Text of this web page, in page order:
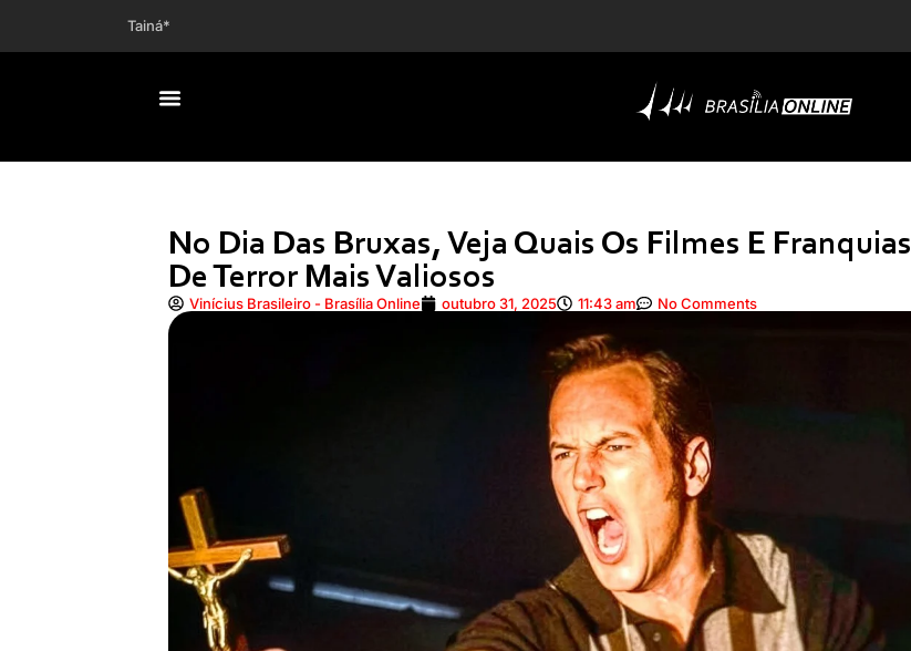
Tainá Militão celebra avanço da g
No Dia Das Bruxas, Veja Quais Os Filmes E Franquias
De Terror Mais Valiosos
Vinícius Brasileiro - Brasília Online outubro 31, 2025 11:43 am No Comments